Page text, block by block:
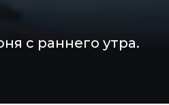
с раннего утра.